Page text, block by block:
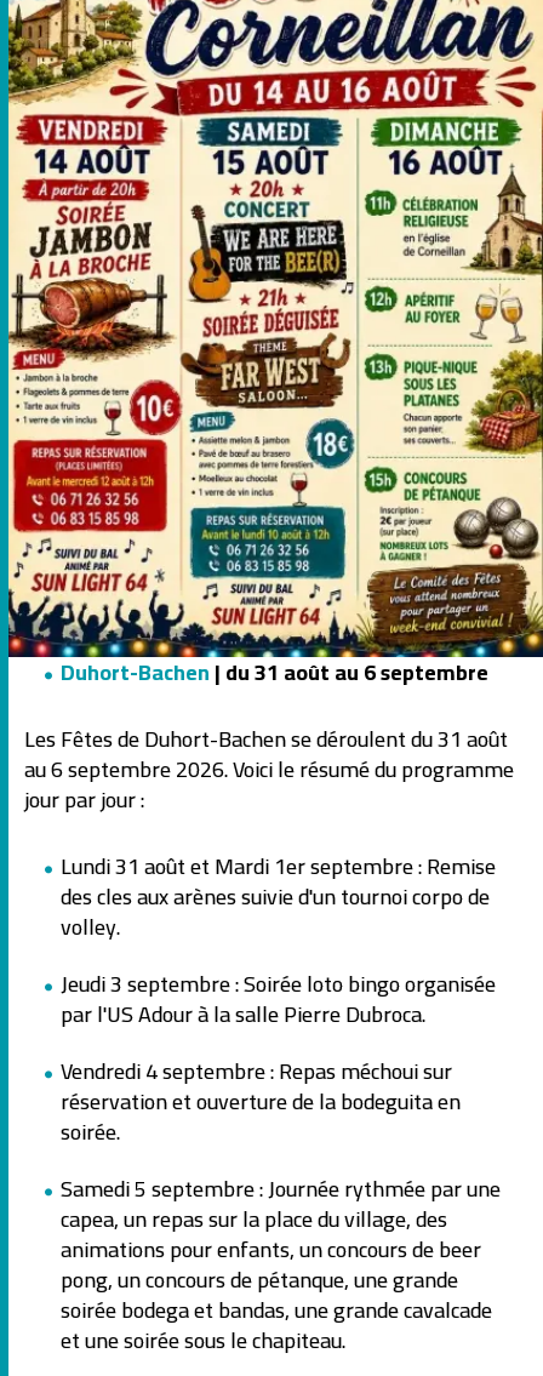
Duhort-Bachen| du 31 août au 6 septembre
Les Fêtes de Duhort-Bachen se déroulent du 31 août
au 6 septembre 2026. Voici le résumé du programme
jour par jour :
Lundi 31 août et Mardi 1er septembre : Remise
des cles aux arènes suivie d'un tournoi corpo de
volley.
Jeudi 3 septembre : Soirée loto bingo organisée
par l'US Adour à la salle Pierre Dubroca.
Vendredi 4 septembre : Repas méchoui sur
réservation et ouverture de la bodeguita en
soirée.
Samedi 5 septembre : Journée rythmée par une
capea, un repas sur la place du village, des
animations pour enfants, un concours de beer
pong, un concours de pétanque, une grande
soirée bodega et bandas, une grande cavalcade
et une soirée sous le chapiteau.